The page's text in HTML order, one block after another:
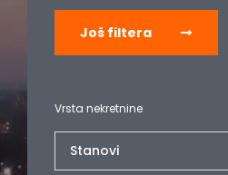
Još filtera
Vrsta nekretnine